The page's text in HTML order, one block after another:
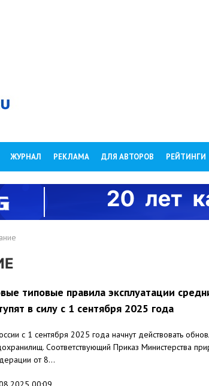
ЖУРНАЛ РЕКЛАМА ДЛЯ АВТОРОВ РЕЙТИНГИ
типовые правила эксплуатации
в силу с 1 сентября 2025 года
с 1 сентября 2025 года начнут действовать
Соответствующий Приказ Министерства
от 8...